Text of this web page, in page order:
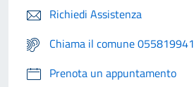
Richiedi Assistenza
Chiama il comune 055819941
Prenota un appuntamento